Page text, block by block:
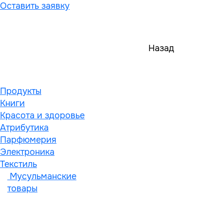
Оставить заявку
Назад
Продукты
Книги
Красота и здоровье
Атрибутика
Парфюмерия
Электроника
Текстиль
Мусульманские
товары